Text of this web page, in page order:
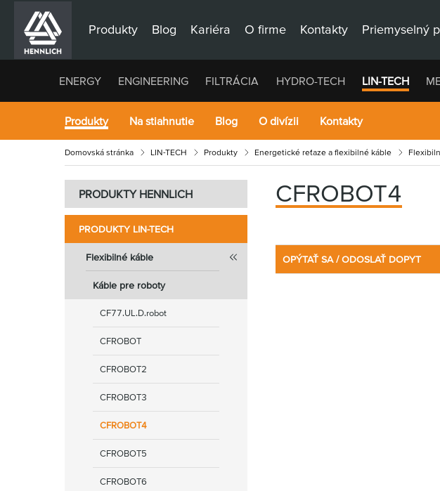
Produkty Blog Kariéra O firme Kontakty Priemyselný
ENERGY ENGINEERING FILTRÁCIA HYDRO-TECH LIN-TECH
Produkty Na stiahnutie Blog O divízii Kontakty
Domovská stránka LIN-TECH Produkty Energetické reťaze a flexibilné káble
PRODUKTY HENNLICH
PRODUKTY LIN-TECH
Flexibilné káble
Káble pre roboty
CF77.UL.D.robot
CFROBOT
CFROBOT2
CFROBOT3
CFROBOT4
CFROBOT5
CFROBOT6
CFROBOT4
OPÝTAŤ SA / ODOSLAŤ DOPYT